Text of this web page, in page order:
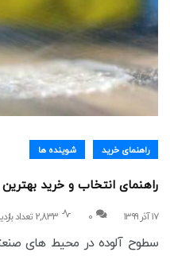
راهنمای خرید شوینده ها
راهنمای انتخاب و خرید
۱۷ آذر ۱۳۹۹ 0 2,833 تعداد بازدید
سطوح آلوده در محیط های